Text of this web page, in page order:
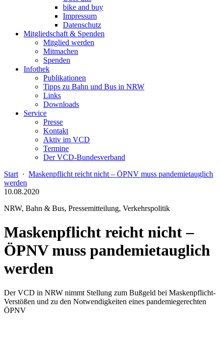
bike and buy
Impressum
Datenschutz
Mitgliedschaft & Spenden
Mitglied werden
Mitmachen
Spenden
Infothek
Publikationen
Tipps zu Bahn und Bus in NRW
Links
Downloads
Service
Presse
Kontakt
Aktiv im VCD
Termine
Der VCD-Bundesverband
Start · Maskenpflicht reicht nicht – ÖPNV muss pandemietauglich
werden
10.08.2020
NRW, Bahn & Bus, Pressemitteilung, Verkehrspolitik
Maskenpflicht reicht nicht –
ÖPNV muss pandemietauglich
werden
Der VCD in NRW nimmt Stellung zum Bußgeld bei Maskenpflicht-
Verstößen und zu den Notwendigkeiten eines pandemiegerechten
ÖPNV